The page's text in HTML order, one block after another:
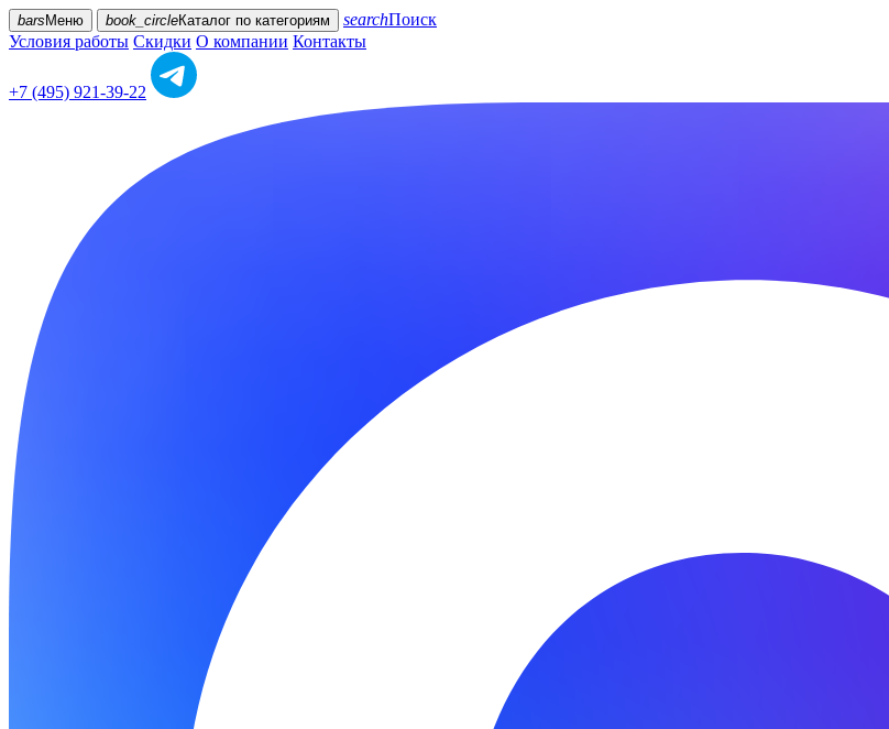
bars Меню book_circleКаталог по категориям searchПоиск
Условия работы Скидки О компании Контакты
+7 (495) 921-39-22